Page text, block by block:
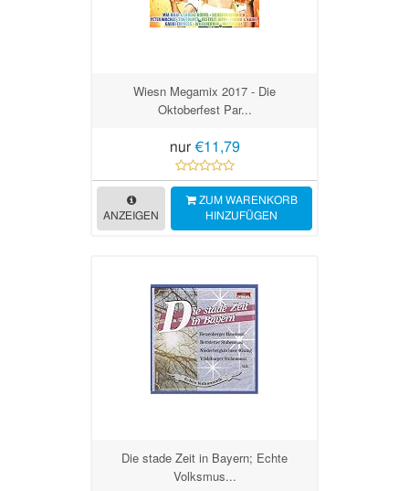
Wiesn Megamix 2017 - Die
Oktoberfest Par...
nur €11,79
ANZEIGEN
ZUM WARENKORB
HINZUFÜGEN
Die stade Zeit in Bayern; Echte
Volksmus...